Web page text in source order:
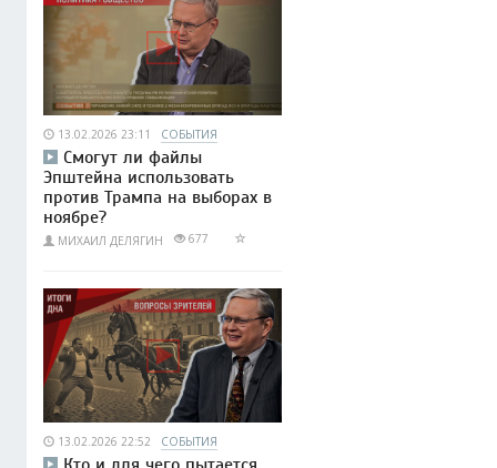
13.02.2026 23:11 СОБЫТИЯ
Смогут ли файлы
Эпштейна использовать
против Трампа на выборах в
ноябре?
МИХАИЛ ДЕЛЯГИН 677
13.02.2026 22:52 СОБЫТИЯ